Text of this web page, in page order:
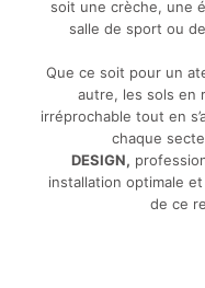
soit une crèche, une
salle de sport ou
Que ce soit pour un
autre, les sols en
irréprochable tout en
chaque
DESIGN,
installation optimale
de ce